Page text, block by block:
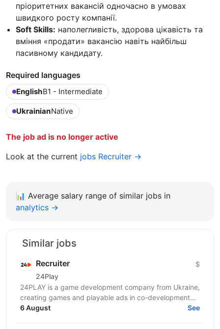
пріоритетних вакансій одночасно в умовах
швидкого росту компанії.
Soft Skills: наполегливість, здорова цікавість та
вміння «продати» вакансію навіть найбільш
пасивному кандидату.
Required languages
EnglishB1 - Intermediate
UkrainianNative
The job ad is no longer active
Look at the current jobs Recruiter →
📊 Average salary range of similar jobs in
analytics →
Similar jobs
Recruiter
24Play
$
24PLAY is a game development company from Ukraine,
creating games and playable ads in co-development
6 August See